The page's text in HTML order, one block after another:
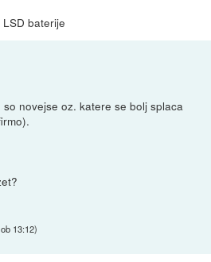
baterije
novejse oz. katere se bolj splaca
13:12)